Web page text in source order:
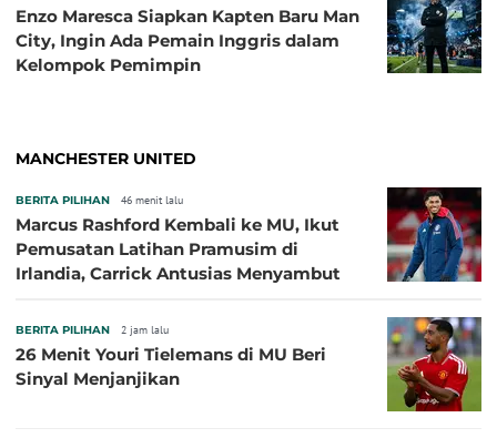
Enzo Maresca Siapkan Kapten Baru Man
City, Ingin Ada Pemain Inggris dalam
Kelompok Pemimpin
MANCHESTER UNITED
BERITA PILIHAN 46 menit lalu
Marcus Rashford Kembali ke MU, Ikut
Pemusatan Latihan Pramusim di
Irlandia, Carrick Antusias Menyambut
BERITA PILIHAN 2 jam lalu
26 Menit Youri Tielemans di MU Beri
Sinyal Menjanjikan